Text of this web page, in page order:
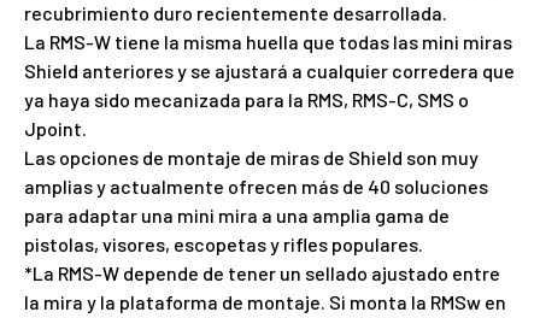
recubrimiento duro recientemente desarrollada.
La RMS-W tiene la misma huella que todas las mini miras
Shield anteriores y se ajustará a cualquier corredera que
ya haya sido mecanizada para la RMS, RMS-C, SMS o
Jpoint.
Las opciones de montaje de miras de Shield son muy
amplias y actualmente ofrecen más de 40 soluciones
para adaptar una mini mira a una amplia gama de
pistolas, visores, escopetas y rifles populares.
*La RMS-W depende de tener un sellado ajustado entre
la mira y la plataforma de montaje. Si monta la RMSw en